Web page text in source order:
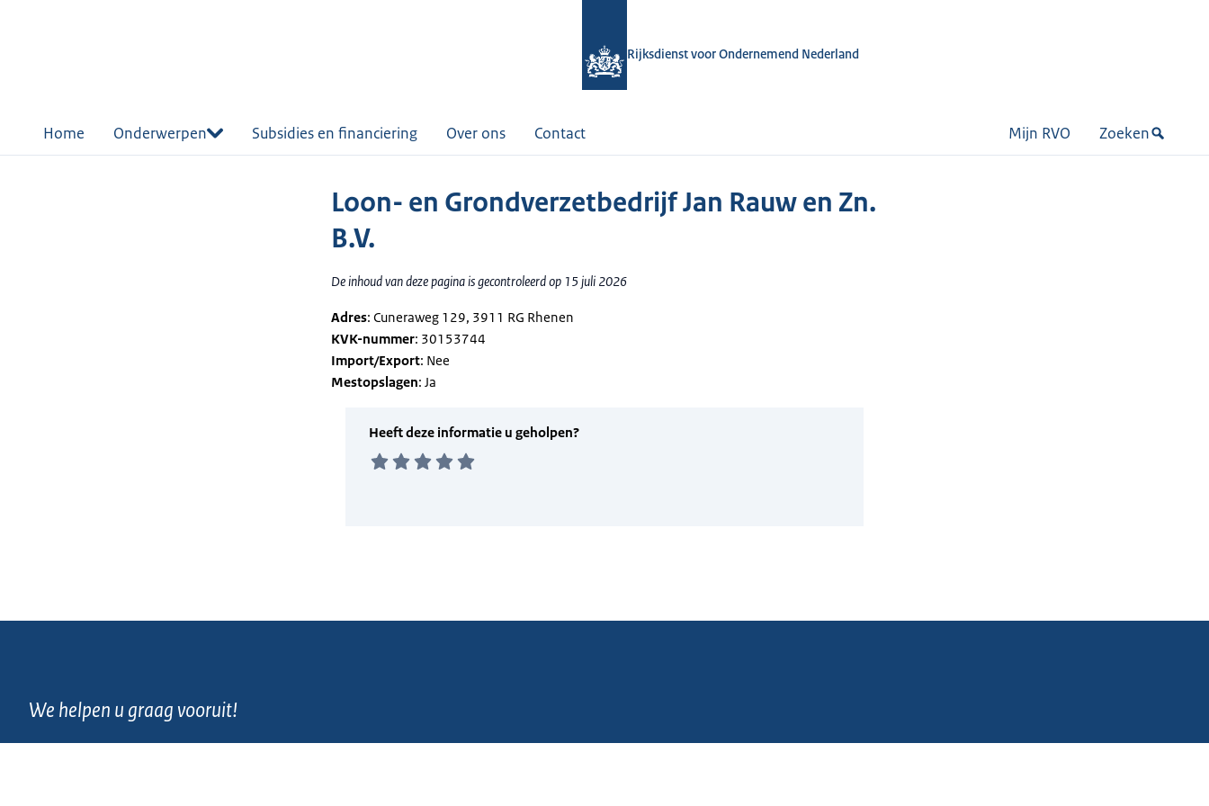
Rijksdienst voor Ondernemend Nederland
Home Onderwerpen Subsidies en financiering Over ons Contact Mijn RVO Zoeken
Loon- en Grondverzetbedrijf Jan Rauw en Zn.
B.V.
De inhoud van deze pagina is gecontroleerd op 15 juli 2026
Adres: Cuneraweg 129, 3911 RG Rhenen
KVK-nummer: 30153744
Import/Export: Nee
Mestopslagen: Ja
We helpen u graag vooruit!